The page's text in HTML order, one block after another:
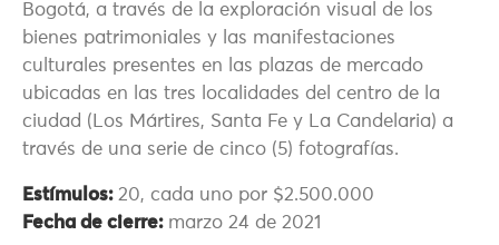
Bogotá, a través de la exploración visual de los
bienes patrimoniales y las manifestaciones
culturales presentes en las plazas de mercado
ubicadas en las tres localidades del centro de la
ciudad (Los Mártires, Santa Fe y La Candelaria) a
través de una serie de cinco (5) fotografías.
Estímulos: 20, cada uno por $2.500.000
Fecha de cierre: marzo 24 de 2021